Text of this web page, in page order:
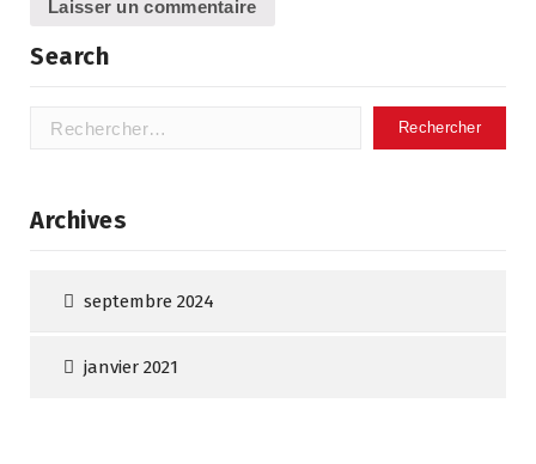
Search
Rechercher :
Archives
septembre 2024
janvier 2021